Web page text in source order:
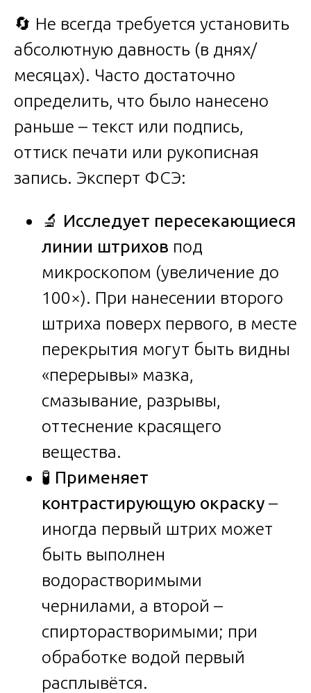
🔄 Не всегда требуется установить
абсолютную давность (в днях/
месяцах). Часто достаточно
определить, что было нанесено
раньше – текст или подпись,
оттиск печати или рукописная
запись. Эксперт ФСЭ:
🔬 Исследует пересекающиеся
линии штрихов под
микроскопом (увеличение до
100×). При нанесении второго
штриха поверх первого, в месте
перекрытия могут быть видны
«перерывы» мазка,
смазывание, разрывы,
оттеснение красящего
вещества.
🧪 Применяет
контрастирующую окраску –
иногда первый штрих может
быть выполнен
водорастворимыми
чернилами, а второй –
спирторастворимыми; при
обработке водой первый
расплывётся.